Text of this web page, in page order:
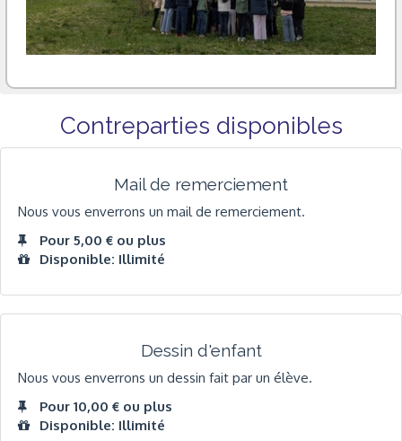
Contreparties disponibles
Mail de remerciement
Nous vous enverrons un mail de remerciement.
Pour 5,00 € ou plus
Disponible: Illimité
Dessin d'enfant
Nous vous enverrons un dessin fait par un élève.
Pour 10,00 € ou plus
Disponible: Illimité